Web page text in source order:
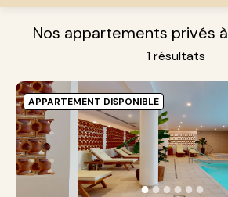
Nos appartements privés à
1 résultats
●●● ● ●●
APPARTEMENT DISPONIBLE